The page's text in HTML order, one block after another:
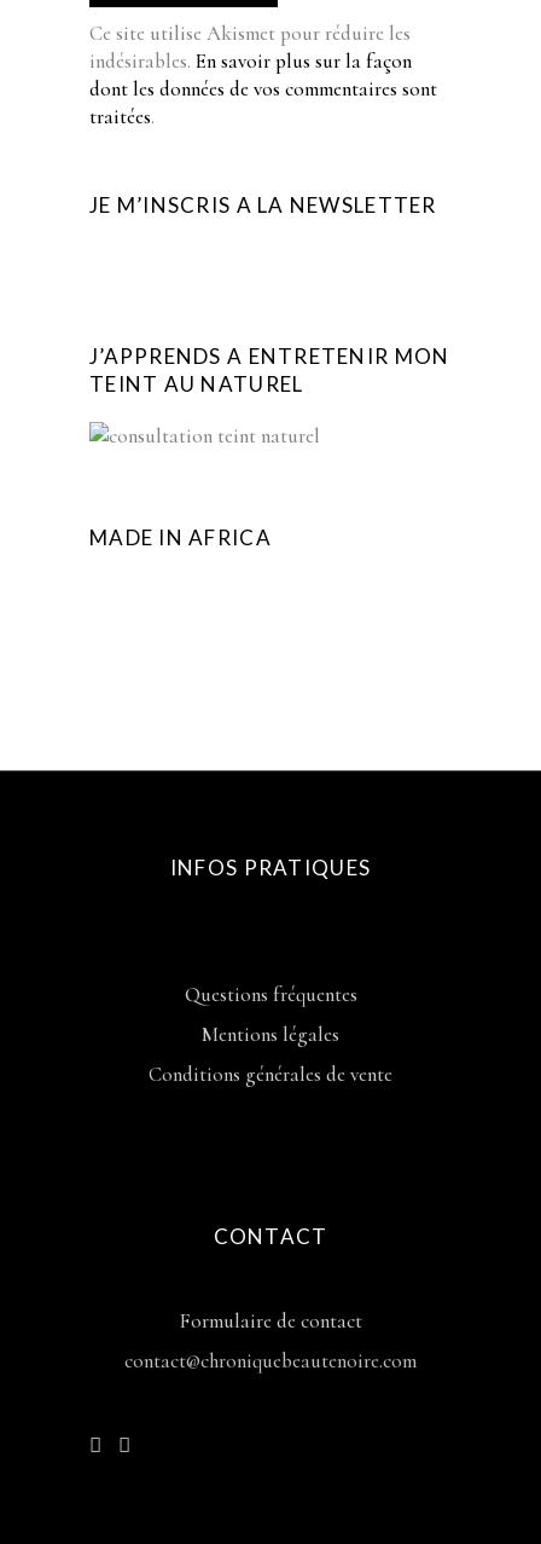
Ce site utilise Akismet pour réduire les
indésirables. En savoir plus sur la façon
dont les données de vos commentaires sont
traitées.
JE M’INSCRIS A LA NEWSLETTER
J’APPRENDS A ENTRETENIR MON
TEINT AU NATUREL
MADE IN AFRICA
INFOS PRATIQUES
Questions fréquentes
Mentions légales
Conditions générales de vente
CONTACT
Formulaire de contact
contact@chroniquebeautenoire.com